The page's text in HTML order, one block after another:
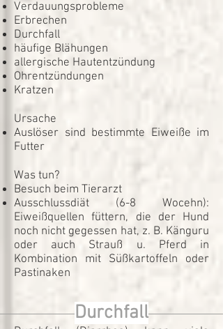
Verdauungsprobleme
Erbrechen
Durchfall
häufige Blähungen
allergische Hautentzündung
Ohrentzündungen
Kratzen
Ursache
Auslöser sind bestimmte Eiweiße im
Futter
Was tun?
Besuch beim Tierarzt
Ausschlussdiät (6-8 Wocehn):
Eiweißquellen füttern, die der Hund
noch nicht gegessen hat, z. B. Känguru
oder auch Strauß u. Pferd in
Kombination mit Süßkartoffeln oder
Pastinaken
Durchfall